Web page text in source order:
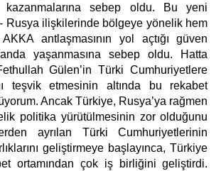
kazanmalarına sebep oldu. Bu yeni
Rusya ilişkilerinde bölgeye yönelik hem
antlaşmasının yol açtığı güven
anda yaşanmasına sebep oldu. Hatta
Gülen’in Türki Cumhuriyetlere
teşvik etmesinin altında bu rekabet
Ancak Türkiye, Rusya’ya rağmen
politika yürütülmesinin zor olduğunu
ayrılan Türki Cumhuriyetlerinin
geliştirmeye başlayınca, Türkiye
ortamından çok iş birliğini geliştirdi.